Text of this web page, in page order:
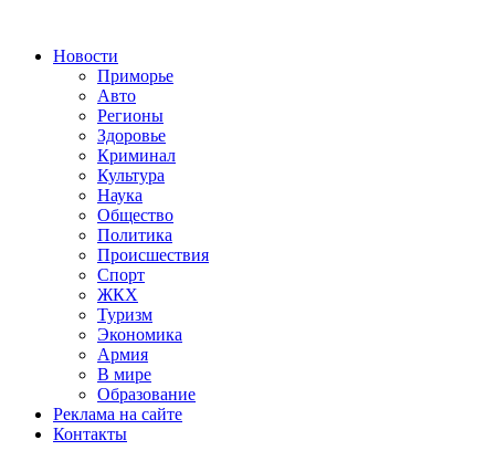
Новости
Приморье
Авто
Регионы
Здоровье
Криминал
Культура
Наука
Общество
Политика
Происшествия
Спорт
ЖКХ
Туризм
Экономика
Армия
В мире
Образование
Реклама на сайте
Контакты